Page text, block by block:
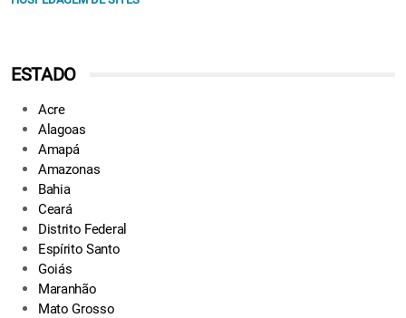
ESTADO
Acre
Alagoas
Amapá
Amazonas
Bahia
Ceará
Distrito Federal
Espírito Santo
Goiás
Maranhão
Mato Grosso